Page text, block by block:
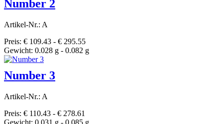
Number 2
Artikel-Nr.: A
Preis: € 109.43 - € 295.55
Gewicht: 0.028 g - 0.082 g
Number 3
Artikel-Nr.: A
Preis: € 110.43 - € 278.61
Gewicht: 0.031 g - 0.085 g